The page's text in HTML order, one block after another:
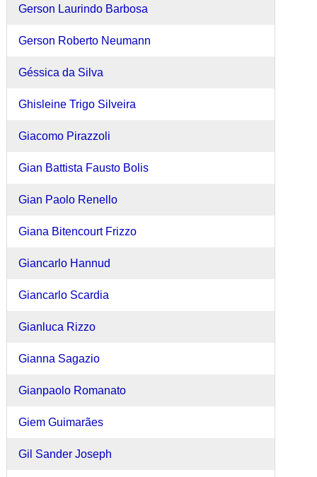
Gerson Laurindo Barbosa
Gerson Roberto Neumann
Géssica da Silva
Ghisleine Trigo Silveira
Giacomo Pirazzoli
Gian Battista Fausto Bolis
Gian Paolo Renello
Giana Bitencourt Frizzo
Giancarlo Hannud
Giancarlo Scardia
Gianluca Rizzo
Gianna Sagazio
Gianpaolo Romanato
Giem Guimarães
Gil Sander Joseph